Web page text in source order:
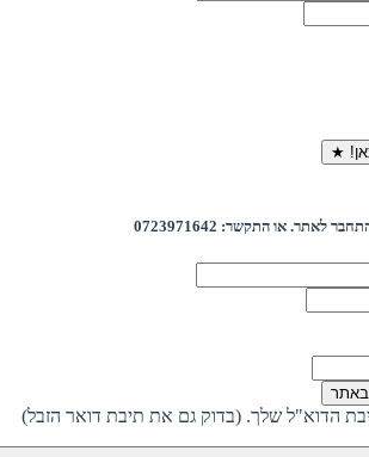
★
או התקשר: 0723971642
הדוא"ל שלך. (בדוק גם את תיבת דואר הזבל)